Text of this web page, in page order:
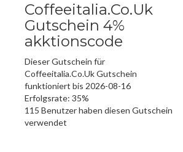
Coffeeitalia.Co.Uk
Gutschein 4%
akktionscode
Dieser Gutschein für
Coffeeitalia.Co.Uk Gutschein
funktioniert bis 2026-08-16
Erfolgsrate: 35%
115 Benutzer haben diesen Gutschein
verwendet